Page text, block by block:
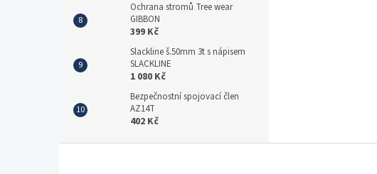
Ochrana stromů Tree wear
GIBBON
399 Kč
Slackline š.50mm 3t s nápisem
SLACKLINE
1 080 Kč
Bezpečnostní spojovací člen
AZ14T
402 Kč